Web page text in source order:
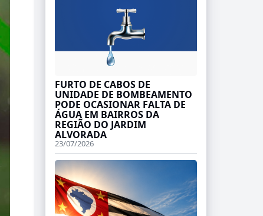
FURTO DE CABOS DE
UNIDADE DE BOMBEAMENTO
PODE OCASIONAR FALTA DE
ÁGUA EM BAIRROS DA
REGIÃO DO JARDIM
ALVORADA
23/07/2026